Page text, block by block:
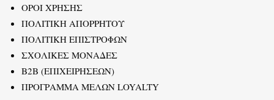
ΟΡΟΙ ΧΡΗΣΗΣ
ΠΟΛΙΤΙΚΗ ΑΠΟΡΡΗΤΟΥ
ΠΟΛΙΤΙΚΗ ΕΠΙΣΤΡΟΦΩΝ
ΣΧΟΛΙΚΕΣ ΜΟΝΑΔΕΣ
B2B (ΕΠΙΧΕΙΡΗΣΕΩΝ)
ΠΡΟΓΡΑΜΜΑ ΜΕΛΩΝ LOYALTY